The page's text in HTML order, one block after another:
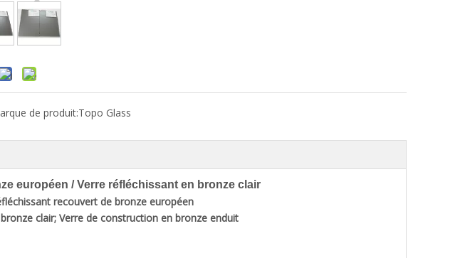
de produit:Topo Glass
européen / Verre réfléchissant en bronze clair
recouvert de bronze européen
clair; Verre de construction en bronze enduit